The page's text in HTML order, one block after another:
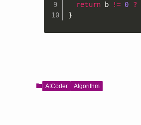
return b != 0 ?
}
AtCoder Algorithm